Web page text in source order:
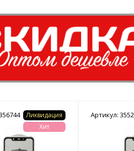
Ликвидация
Хит
Артикул: